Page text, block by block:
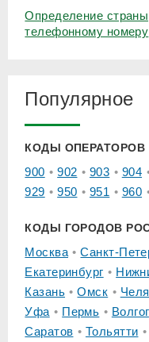
Определение
телефонному номеру
Популярное
КОДЫ ОПЕРАТОРОВ
900 902 903 904
929
950 951 960
КОДЫ ГОРОДОВ
Москва Санкт-
Екатеринбург
Казань
Омск
Уфа
Пермь
Саратов
Тольятти